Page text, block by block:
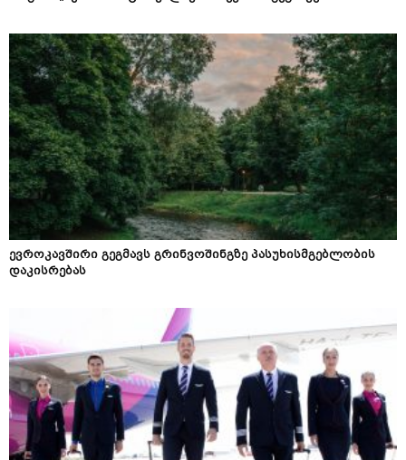
ევროკავშირი გეგმავს გრინვოშინგზე პასუხისმგებლობის
დაკისრებას